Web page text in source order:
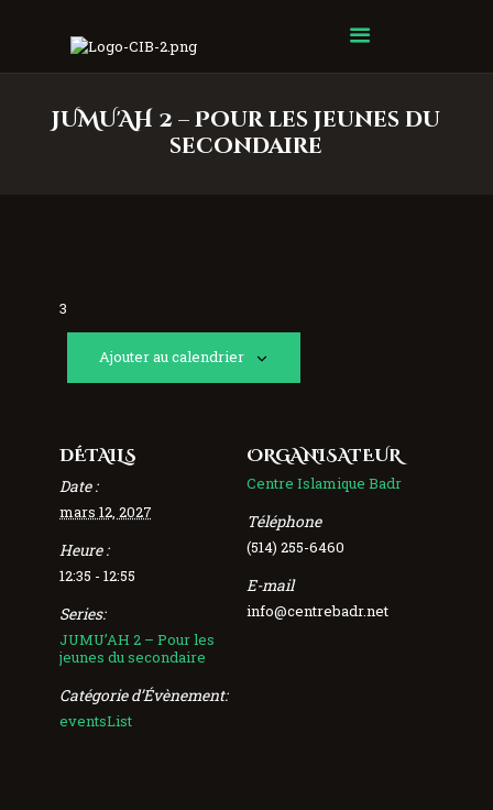
JUMU'AH 2 – Pour les jeunes du
secondaire
Centre Islamique Badr
3
Ajouter au calendrier
DÉTAILS
Date :
mars 12, 2027
Heure :
12:35 - 12:55
Series:
JUMU’AH 2 – Pour les
jeunes du secondaire
Catégorie d’Évènement:
eventsList
ORGANISATEUR
Centre Islamique Badr
Téléphone
(514) 255-6460
E-mail
info@centrebadr.net